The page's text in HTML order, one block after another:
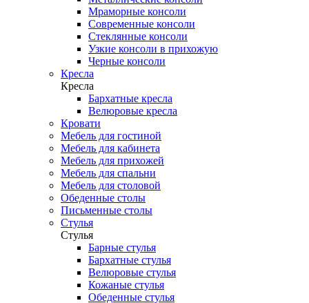
Мраморные консоли
Современные консоли
Стеклянные консоли
Узкие консоли в прихожую
Черные консоли
Кресла
Кресла
Бархатные кресла
Велюровые кресла
Кровати
Мебель для гостиной
Мебель для кабинета
Мебель для прихожей
Мебель для спальни
Мебель для столовой
Обеденные столы
Письменные столы
Стулья
Стулья
Барные стулья
Бархатные стулья
Велюровые стулья
Кожаные стулья
Обеденные стулья